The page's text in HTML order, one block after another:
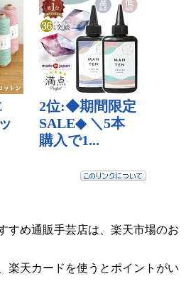
すめ通販手芸店は、楽天市場のお
楽天カードを使うとポイントがい